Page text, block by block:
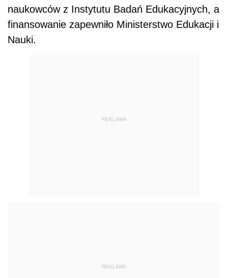
naukowców z Instytutu Badań Edukacyjnych, a
finansowanie zapewniło Ministerstwo Edukacji i
Nauki.
REKLAMA
REKLAMA